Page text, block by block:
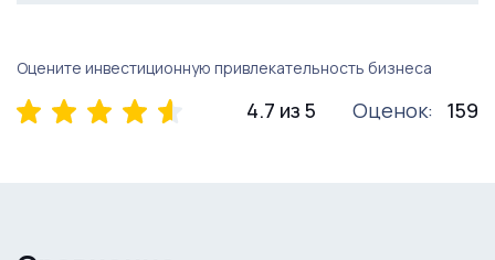
Оцените инвестиционную привлекательность бизнеса
4.7 из 5 Оценок: 159